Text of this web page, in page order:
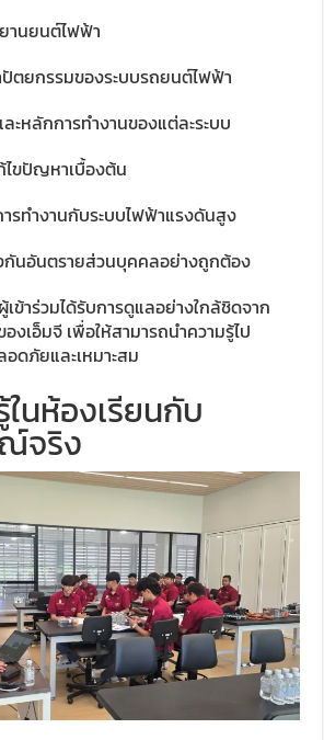
านยนต์ไฟฟ้า
ปัตยกรรมของระบบรถยนต์ไฟฟ้า
ะหลักการทำงานของแต่ละระบบ
ไขปัญหาเบื้องต้น
รทำงานกับระบบไฟฟ้าแรงดันสูง
นอันตรายส่วนบุคคลอย่างถูกต้อง
ข้าร่วมได้รับการดูแลอย่างใกล้ชิดจาก
งเอ็มจี เพื่อให้สามารถนำความรู้ไป
อดภัยและเหมาะสม
ในห้องเรียนกับ
จริง